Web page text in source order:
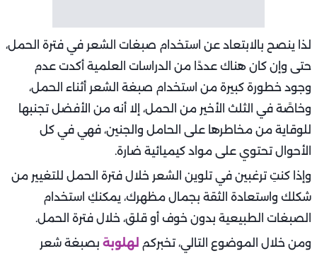
لذا ينصح بالابتعاد عن استخدام صبغات الشعر في فترة الحمل،
حتى وإن كان هناك عددًا من الدراسات العلمية أكدت عدم
وجود خطورة كبيرة من استخدام صبغة الشعر أثناء الحمل،
وخاصًة في الثلث الأخير من الحمل، إلا أنه من الأفضل تجنبها
للوقاية من مخاطرها على الحامل والجنين، فهي في كل
الأحوال تحتوي على مواد كيميائية ضارة.
وإذا كنتِ ترغبين في تلوين الشعر خلال فترة الحمل للتغيير من
شكلك واستعادة الثقة بجمال مظهرك، يمكنكِ استخدام
الصبغات الطبيعية بدون خوف أو قلق، خلال فترة الحمل.
ومن خلال الموضوع التالي، تخبركم لهلوبة بصبغة شعر